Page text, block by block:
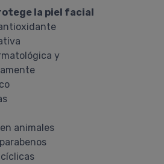
la piel facial
y
animales